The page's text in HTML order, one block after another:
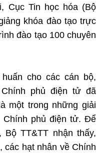
Công nghệ (MST)
Hải Hằng Giám đốc
Công nghệ.
Cục Tin học hóa (Bộ
khóa đào tạo trực
đào tạo 100 chuyên
cho các cán bộ,
phủ điện tử đã
một trong những giải
Chính phủ điện tử. Để
TT&TT nhận thấy,
các hạt nhân về Chính